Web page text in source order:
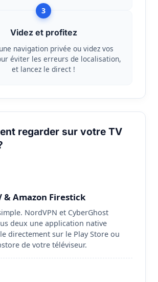
3
Videz et profitez
navigation privée ou videz vos
éviter les erreurs de localisation,
et lancez le direct !
regarder sur votre TV
& Amazon Firestick
NordVPN et CyberGhost
deux une application native
directement sur le Play Store ou
de votre téléviseur.